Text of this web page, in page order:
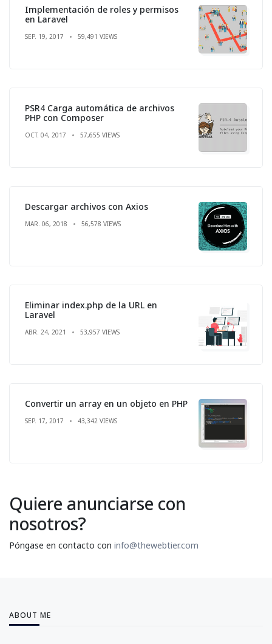
Implementación de roles y permisos
en Laravel
SEP. 19, 2017 59,491 VIEWS
PSR4 Carga automática de archivos
PHP con Composer
OCT. 04, 2017 57,655 VIEWS
Descargar archivos con Axios
MAR. 06, 2018 56,578 VIEWS
Eliminar index.php de la URL en
Laravel
ABR. 24, 2021 53,957 VIEWS
Convertir un array en un objeto en PHP
SEP. 17, 2017 43,342 VIEWS
Quiere anunciarse con
nosotros?
Póngase en contacto con info@thewebtier.com
ABOUT ME